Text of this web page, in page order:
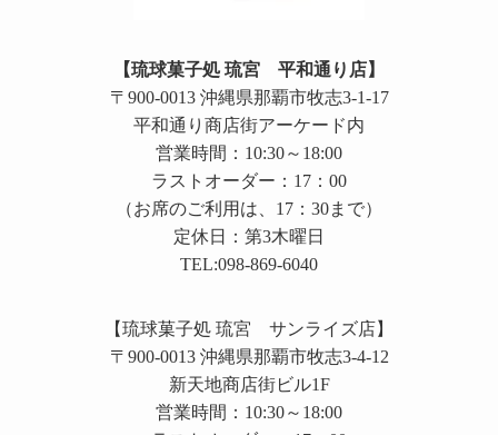
【琉球菓子処 琉宮 平和通り店】
〒900-0013 沖縄県那覇市牧志3-1-17
平和通り商店街アーケード内
営業時間：10:30～18:00
ラストオーダー：17：00
（お席のご利用は、17：30まで）
定休日：第3木曜日
TEL:098-869-6040
【琉球菓子処 琉宮 サンライズ店】
〒900-0013 沖縄県那覇市牧志3-4-12
新天地商店街ビル1F
営業時間：10:30～18:00